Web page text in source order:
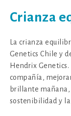
Crianza
La crianza
Genetics Chile y
Hendrix
compañía,
brillante mañana,
sostenibilidad y